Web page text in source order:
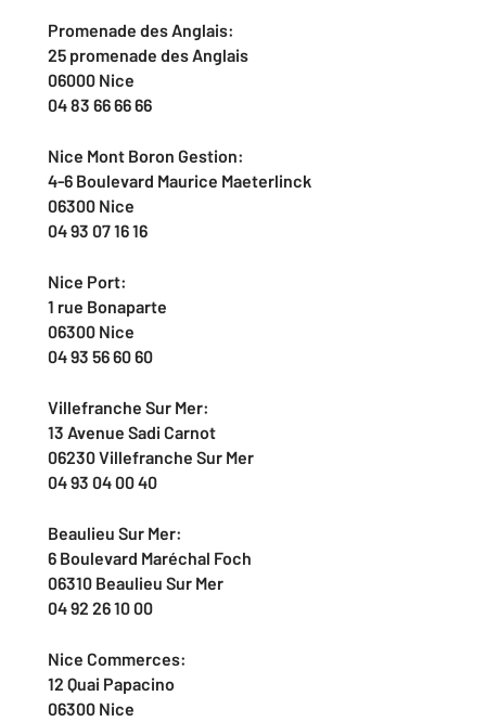
Promenade des Anglais:
25 promenade des Anglais
06000 Nice
04 83 66 66 66
Nice Mont Boron Gestion:
4-6 Boulevard Maurice Maeterlinck
06300 Nice
04 93 07 16 16
Nice Port:
1 rue Bonaparte
06300 Nice
04 93 56 60 60
Villefranche Sur Mer:
13 Avenue Sadi Carnot
06230 Villefranche Sur Mer
04 93 04 00 40
Beaulieu Sur Mer:
6 Boulevard Maréchal Foch
06310 Beaulieu Sur Mer
04 92 26 10 00
Nice Commerces:
12 Quai Papacino
06300 Nice